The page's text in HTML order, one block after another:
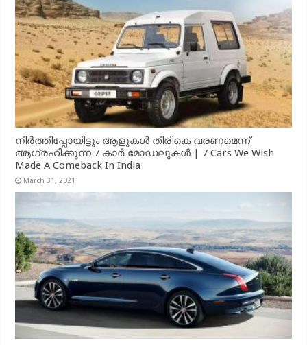
നിർത്തിപ്പോയിട്ടും ആളുകൾ തിരികെ വരണമെന്ന്
ആഗ്രഹിക്കുന്ന 7 കാർ മോഡലുകൾ | 7 Cars We Wish
Made A Comeback In India
March 31, 2021